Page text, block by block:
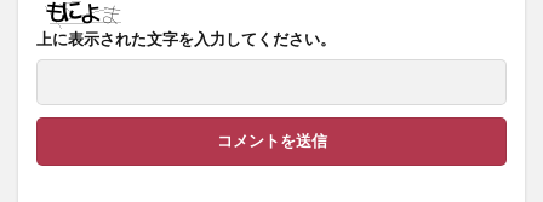
上に表示された文字を入力してください。